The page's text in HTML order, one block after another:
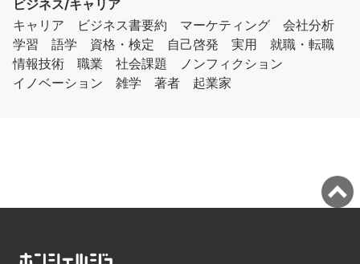
ビジネス/キャリア
キャリア
ビジネス書要約 マーケティング
会社分析
学習
語学 資格・検定 自己啓発 実用
就職・転職
情報技術
職業 社会課題
ノンフィクション
イノベーション
雑学 著者 起業家